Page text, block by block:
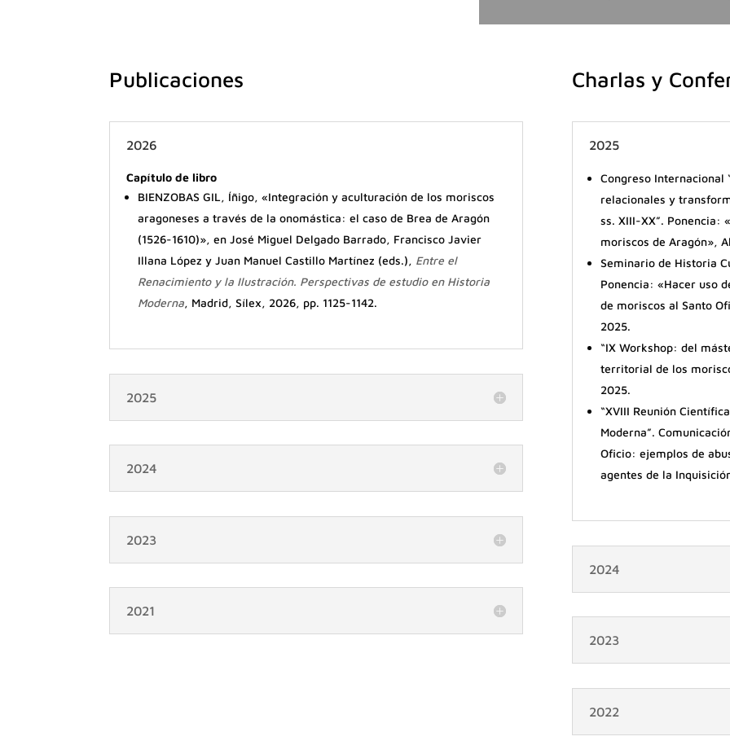
Publicaciones
2026
Capítulo de libro
BIENZOBAS GIL, Íñigo, «Integración y aculturación de los moriscos
aragoneses a través de la onomástica: el caso de Brea de Aragón
(1526-1610)», en José Miguel Delgado Barrado, Francisco Javier
Illana López y Juan Manuel Castillo Martínez (eds.), Entre el
Renacimiento y la Ilustración. Perspectivas de estudio en Historia
Moderna, Madrid, Sílex, 2026, pp. 1125-1142.
2025
2024
2023
2021
Charlas y
2025
Congreso Internacional
relacionales y
ss. XIII-XX”. Ponencia:
moriscos de Aragón»,
Seminario de Historia
Ponencia: «Hacer uso
de moriscos al Santo
2025.
“IX Workshop: del
territorial de los
2025.
“XVIII Reunión
Moderna”.
Oficio: ejemplos de
agentes de la
2024
2023
2022